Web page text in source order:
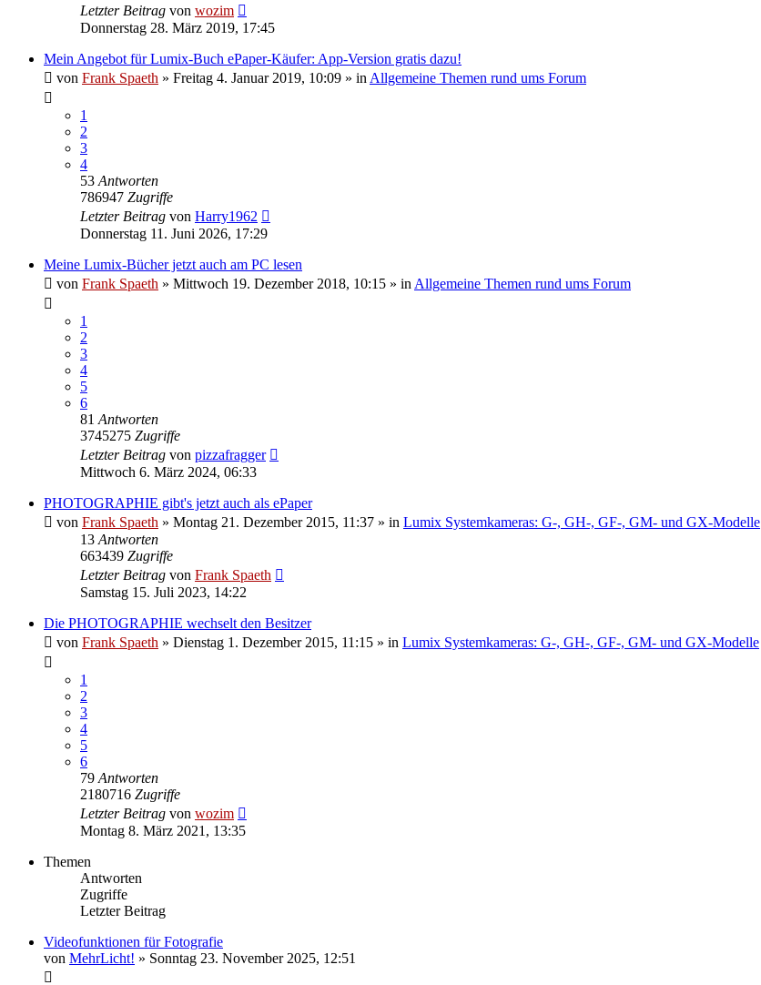
Letzter Beitrag von wozim
Donnerstag 28. März 2019, 17:45
Mein Angebot für Lumix-Buch ePaper-Käufer: App-Version gratis dazu!
von Frank Spaeth » Freitag 4. Januar 2019, 10:09 » in Allgemeine Themen rund ums Forum
1
2
3
4
53 Antworten
786947 Zugriffe
Letzter Beitrag von Harry1962
Donnerstag 11. Juni 2026, 17:29
Meine Lumix-Bücher jetzt auch am PC lesen
von Frank Spaeth » Mittwoch 19. Dezember 2018, 10:15 » in Allgemeine Themen rund ums Forum
1
2
3
4
5
6
81 Antworten
3745275 Zugriffe
Letzter Beitrag von pizzafragger
Mittwoch 6. März 2024, 06:33
PHOTOGRAPHIE gibt's jetzt auch als ePaper
von Frank Spaeth » Montag 21. Dezember 2015, 11:37 » in Lumix Systemkameras: G-, GH-, GF-, GM- und GX-Modelle
13 Antworten
663439 Zugriffe
Letzter Beitrag von Frank Spaeth
Samstag 15. Juli 2023, 14:22
Die PHOTOGRAPHIE wechselt den Besitzer
von Frank Spaeth » Dienstag 1. Dezember 2015, 11:15 » in Lumix Systemkameras: G-, GH-, GF-, GM- und GX-Modelle
1
2
3
4
5
6
79 Antworten
2180716 Zugriffe
Letzter Beitrag von wozim
Montag 8. März 2021, 13:35
Themen
Antworten
Zugriffe
Letzter Beitrag
Videofunktionen für Fotografie
von MehrLicht! » Sonntag 23. November 2025, 12:51